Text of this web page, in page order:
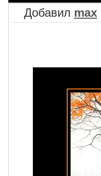
Добавил max